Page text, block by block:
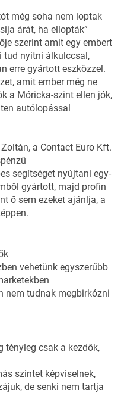
még soha nem loptak
árát, ha ellopták”
szerint amit egy embert
tud nyitni álkulccsal,
erre gyártott eszközzel.
amit ember még ne
a Móricka-szint ellen jók,
autólopással
a Contact Euro Kft.
segítséget nyújtani egy-
gyártott, majd profin
ő sem ezeket ajánlja, a
vehetünk egyszerűbb
nem tudnak megbirkózni
tényleg csak a kezdők,
szintet képviselnek,
de senki nem tartja